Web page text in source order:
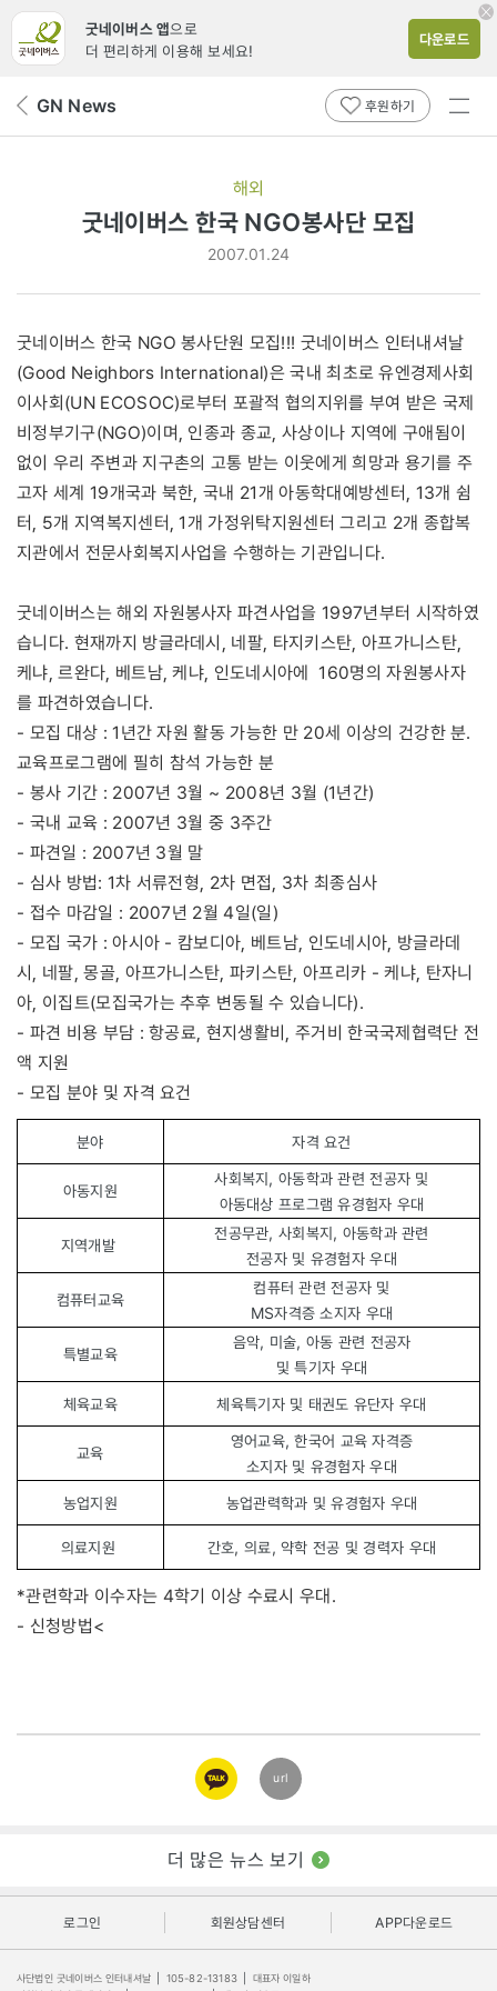
굿네이버스 앱으로
더 편리하게 이용해 보세요!
다운로드
뒤 GN News 후원하기
전체
해외
굿네이버스 한국 NGO봉사단 모집
2007.01.24
굿네이버스 한국 NGO 봉사단원 모집!!! 굿네이버스 인터내셔날
(Good Neighbors International)은 국내 최초로 유엔경제사회
이사회(UN ECOSOC)로부터 포괄적 협의지위를 부여 받은 국제
비정부기구(NGO)이며, 인종과 종교, 사상이나 지역에 구애됨이
없이 우리 주변과 지구촌의 고통 받는 이웃에게 희망과 용기를 주
고자 세계 19개국과 북한, 국내 21개 아동학대예방센터, 13개 쉼
터, 5개 지역복지센터, 1개 가정위탁지원센터 그리고 2개 종합복
지관에서 전문사회복지사업을 수행하는 기관입니다.
굿네이버스는 해외 자원봉사자 파견사업을 1997년부터 시작하였
습니다. 현재까지 방글라데시, 네팔, 타지키스탄, 아프가니스탄,
케냐, 르완다, 베트남, 케냐, 인도네시아에 160명의 자원봉사자
를 파견하였습니다.
- 모집 대상 : 1년간 자원 활동 가능한 만 20세 이상의 건강한 분.
교육프로그램에 필히 참석 가능한 분
- 봉사 기간 : 2007년 3월 ~ 2008년 3월 (1년간)
- 국내 교육 : 2007년 3월 중 3주간
- 파견일 : 2007년 3월 말
- 심사 방법: 1차 서류전형, 2차 면접, 3차 최종심사
- 접수 마감일 : 2007년 2월 4일(일)
- 모집 국가 : 아시아 - 캄보디아, 베트남, 인도네시아, 방글라데
시, 네팔, 몽골, 아프가니스탄, 파키스탄, 아프리카 - 케냐, 탄자니
아, 이집트(모집국가는 추후 변동될 수 있습니다).
- 파견 비용 부담 : 항공료, 현지생활비, 주거비 한국국제협력단 전
액 지원
- 모집 분야 및 자격 요건
분야 자격 요건
아동지원
사회복지, 아동학과 관련 전공자 및
아동대상 프로그램 유경험자 우대
지역개발
전공무관, 사회복지, 아동학과 관련
전공자 및 유경험자 우대
컴퓨터교육
컴퓨터 관련 전공자 및
MS자격증 소지자 우대
특별교육
음악, 미술, 아동 관련 전공자
및 특기자 우대
체육교육
체육특기자 및 태권도 유단자 우대
교육
영어교육, 한국어 교육 자격증
소지자 및 유경험자 우대
농업지원
농업관력학과 및 유경험자 우대
의료지원 간호, 의료, 약학 전공 및 경력자 우대
*관련학과 이수자는 4학기 이상 수료시 우대.
- 신청방법<
카카오
링크
url
더 많은 뉴스 보기
로그인 회원상담센터 APP다운로드
사단법인 굿네이버스 인터내셔날 105-82-13183
대표자 이일하